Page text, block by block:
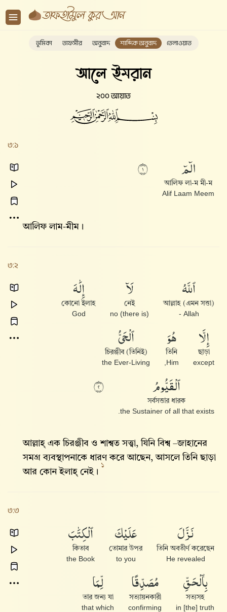
ভূমিকা তাফসীর অনুবাদ শাব্দিক অনুবাদ তেলাওয়াত
আলে ইমরান
২০০ আয়াত
৩:১
الٓمٓ
আলিফ লা-ম মী-ম
Alif Laam Meem
١
আলিফ লাম-মীম।
৩:২
ٱللَّهُ
আল্লাহ (এমন সত্তা)
Allah -
لَآ
নেই
(there is) no
إِلَٰهَ
কোনো ইলাহ
God
إِلَّا
ছাড়া
except
هُوَ
তিনি
Him,
ٱلْحَىُّ
(তিনিই) চিরঞ্জীব
the Ever-Living
ٱلْقَيُّومُ
সর্বসত্তার ধারক
the Sustainer of all that exists.
٢
আল্লাহ্‌ এক চিরঞ্জীব ও শাশ্বত সত্ত্বা, যিনি বিশ্ব –জাহানের
সমগ্র ব্যবস্থাপনাকে ধারণ করে আছেন, আসলে তিনি ছাড়া
আর কোন ইলাহ্‌ নেই।
১
৩:৩
نَزَّلَ
তিনি অবতীর্ণ করেছেন
He revealed
عَلَيْكَ
তোমার উপর
to you
ٱلْكِتَٰبَ
কিতাব
the Book
بِٱلْحَقِّ
সত্যসহ
in [the] truth
مُصَدِّقًا
সত্যায়নকারী
confirming
لِّمَا
তার জন্য যা
that which